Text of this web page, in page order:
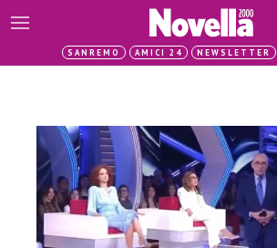
SANREMO AMICI 24 NEWSLETTER